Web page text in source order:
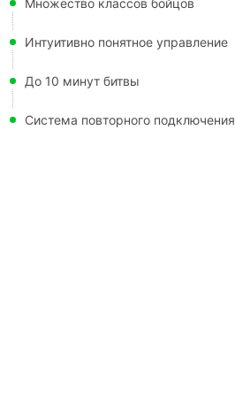
Множество классов бойцов
Интуитивно понятное управление
До 10 минут битвы
Система повторного подключения